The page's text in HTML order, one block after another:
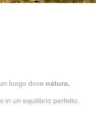
luogo dove natura,
in un equilibrio perfetto.